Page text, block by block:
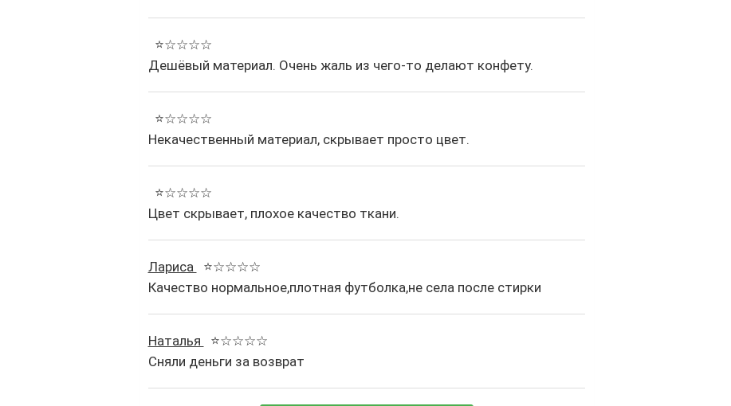
⭐☆☆☆☆
Дешёвый материал. Очень жаль из чего-то делают конфету.
⭐☆☆☆☆
Некачественный материал, скрывает просто цвет.
⭐☆☆☆☆
Цвет скрывает, плохое качество ткани.
Лариса
⭐☆☆☆☆
Качество нормальное,плотная футболка,не села после стирки
Наталья
⭐☆☆☆☆
Сняли деньги за возврат